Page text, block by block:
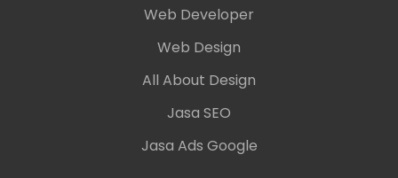
Web Developer
Web Design
All About Design
Jasa SEO
Jasa Ads Google